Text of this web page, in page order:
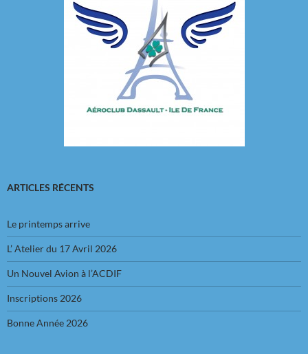
ARTICLES RÉCENTS
Le printemps arrive
L’ Atelier du 17 Avril 2026
Un Nouvel Avion à l’ACDIF
Inscriptions 2026
Bonne Année 2026